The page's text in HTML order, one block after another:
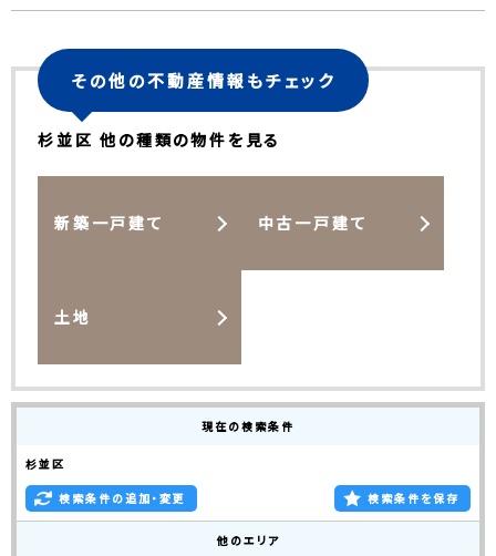
その他の不動産情報もチェック
杉並区 他の種類の物件を見る
新築一戸建て 中古一戸建て
土地
現在の検索条件
杉並区
検索条件の追加・変更 検索条件を保存
他のエリア